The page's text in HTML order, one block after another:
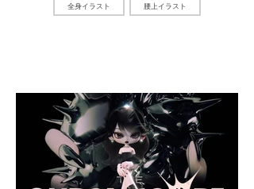
全身イラスト 腰上イラスト